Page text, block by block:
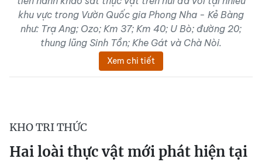
khu vực trong Vườn Quốc gia Phong Nha - Kẻ Bàng
như: Trạ Ang; Ozo; Km 37; Km 40; U Bò; đường 20;
thung lũng Sinh Tồn; Khe Gát và Chà Nòi.
Xem chi tiết
KHO TRI THỨC
Hai loài thực vật mới phát hiện tại